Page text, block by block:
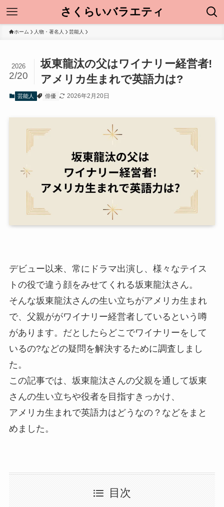
さくらいバラエティ
ホーム 人物・著名人 芸能人
坂東龍汰の父はワイナリー経営者!
アメリカ生まれで英語力は?
2026
2/20
芸能人 俳優 2026年2月20日
デビュー以来、常にドラマ出演し、様々なテイス
トの役で違う顔をみせてくれる坂東龍汰さん。
そんな坂東龍汰さんの生い立ちがアメリカ生まれ
で、父親ががワイナリー経営者しているという噂
があります。だとしたらどこでワイナリーをして
いるの?などの疑問を解決するために調査しまし
た。
この記事では、坂東龍汰さんの父親を通して坂東
さんの生い立ちや役者を目指すきっかけ、
アメリカ生まれで英語力はどうなの？などをまと
めました。
目次